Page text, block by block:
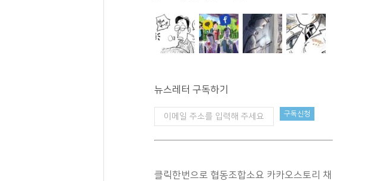
뉴스레터 구독하기
클릭한번으로 협동조합소요 카카오스토리 채